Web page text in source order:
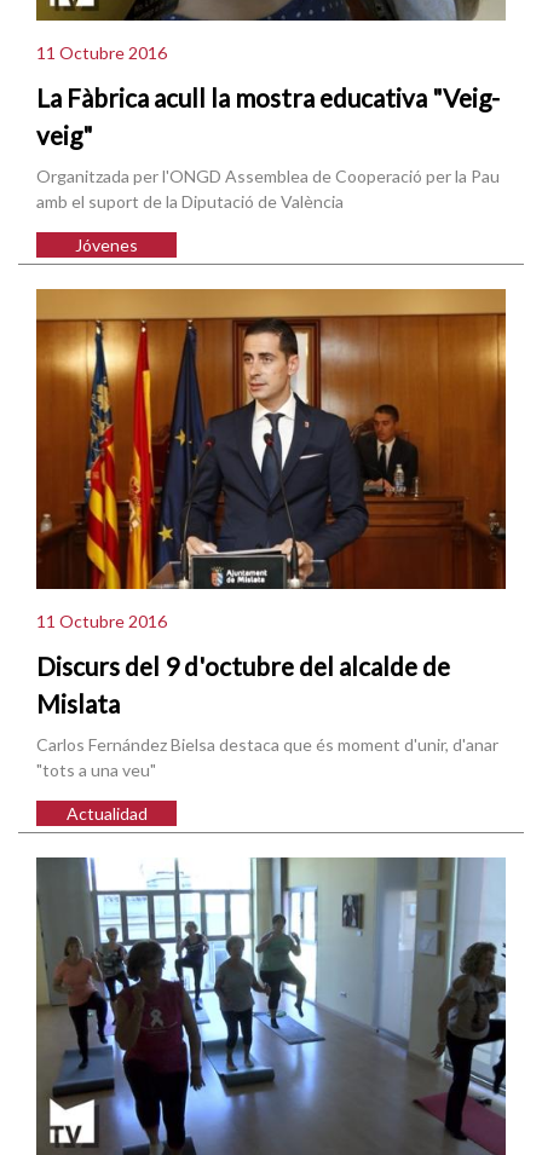
11 Octubre 2016
La Fàbrica acull la mostra educativa "Veig-
veig"
Organitzada per l'ONGD Assemblea de Cooperació per la Pau
amb el suport de la Diputació de València
Jóvenes
11 Octubre 2016
Discurs del 9 d'octubre del alcalde de
Mislata
Carlos Fernández Bielsa destaca que és moment d'unir, d'anar
"tots a una veu"
Actualidad